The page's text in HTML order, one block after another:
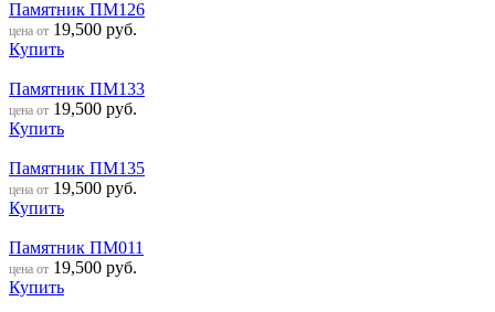
Памятник ПМ126
цена от 19,500 руб.
Купить
Памятник ПМ133
цена от 19,500 руб.
Купить
Памятник ПМ135
цена от 19,500 руб.
Купить
Памятник ПМ011
цена от 19,500 руб.
Купить